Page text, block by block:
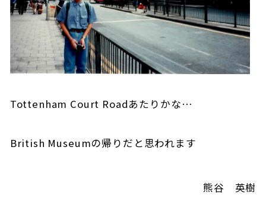
Tottenham Court Roadあたりかな…
British Museumの帰りだと思われます
熊谷 英樹